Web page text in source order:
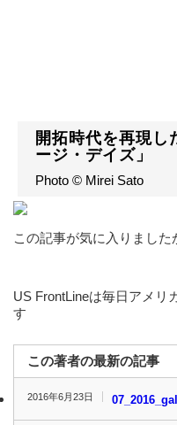
開拓時代を再現し
ージ・デイズ」
Photo © Mirei Sato
この記事が気に入りました
US FrontLineは毎日アメリ
す
この著者の最新の記事
2016年6月23日